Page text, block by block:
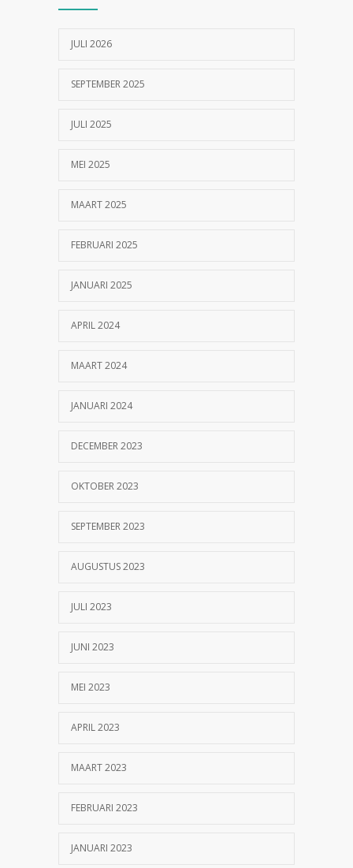
JULI 2026
SEPTEMBER 2025
JULI 2025
MEI 2025
MAART 2025
FEBRUARI 2025
JANUARI 2025
APRIL 2024
MAART 2024
JANUARI 2024
DECEMBER 2023
OKTOBER 2023
SEPTEMBER 2023
AUGUSTUS 2023
JULI 2023
JUNI 2023
MEI 2023
APRIL 2023
MAART 2023
FEBRUARI 2023
JANUARI 2023